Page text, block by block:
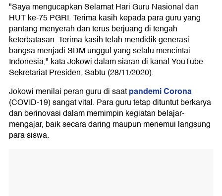
"Saya mengucapkan Selamat Hari Guru Nasional dan
HUT ke-75 PGRI. Terima kasih kepada para guru yang
pantang menyerah dan terus berjuang di tengah
keterbatasan. Terima kasih telah mendidik generasi
bangsa menjadi SDM unggul yang selalu mencintai
Indonesia," kata Jokowi dalam siaran di kanal YouTube
Sekretariat Presiden, Sabtu (28/11/2020).
Jokowi menilai peran guru di saatpandemi Corona
(COVID-19) sangat vital. Para guru tetap dituntut berkarya
dan berinovasi dalam memimpin kegiatan belajar-
mengajar, baik secara daring maupun menemui langsung
para siswa.